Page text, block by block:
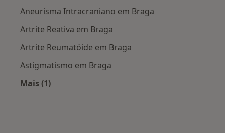
Aneurisma Intracraniano em Braga
Artrite Reativa em Braga
Artrite Reumatóide em Braga
Astigmatismo em Braga
Mais (1)